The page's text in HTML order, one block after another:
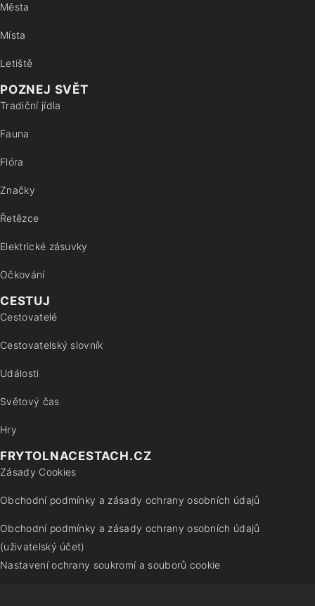
Města
Místa
Letiště
POZNEJ SVĚT
Tradiční jídla
Fauna
Flóra
Značky
Řetězce
Elektrické zásuvky
Očkování
CESTUJ
Cestovatelé
Cestovatelský slovník
Události
Světový čas
Hry
FRYTOLNACESTACH.CZ
Zásady Cookies
Obchodní podmínky a zásady ochrany osobních údajů
Obchodní podmínky a zásady ochrany osobních údajů
(uživatelský účet)
Nastavení ochrany soukromí a souborů cookie